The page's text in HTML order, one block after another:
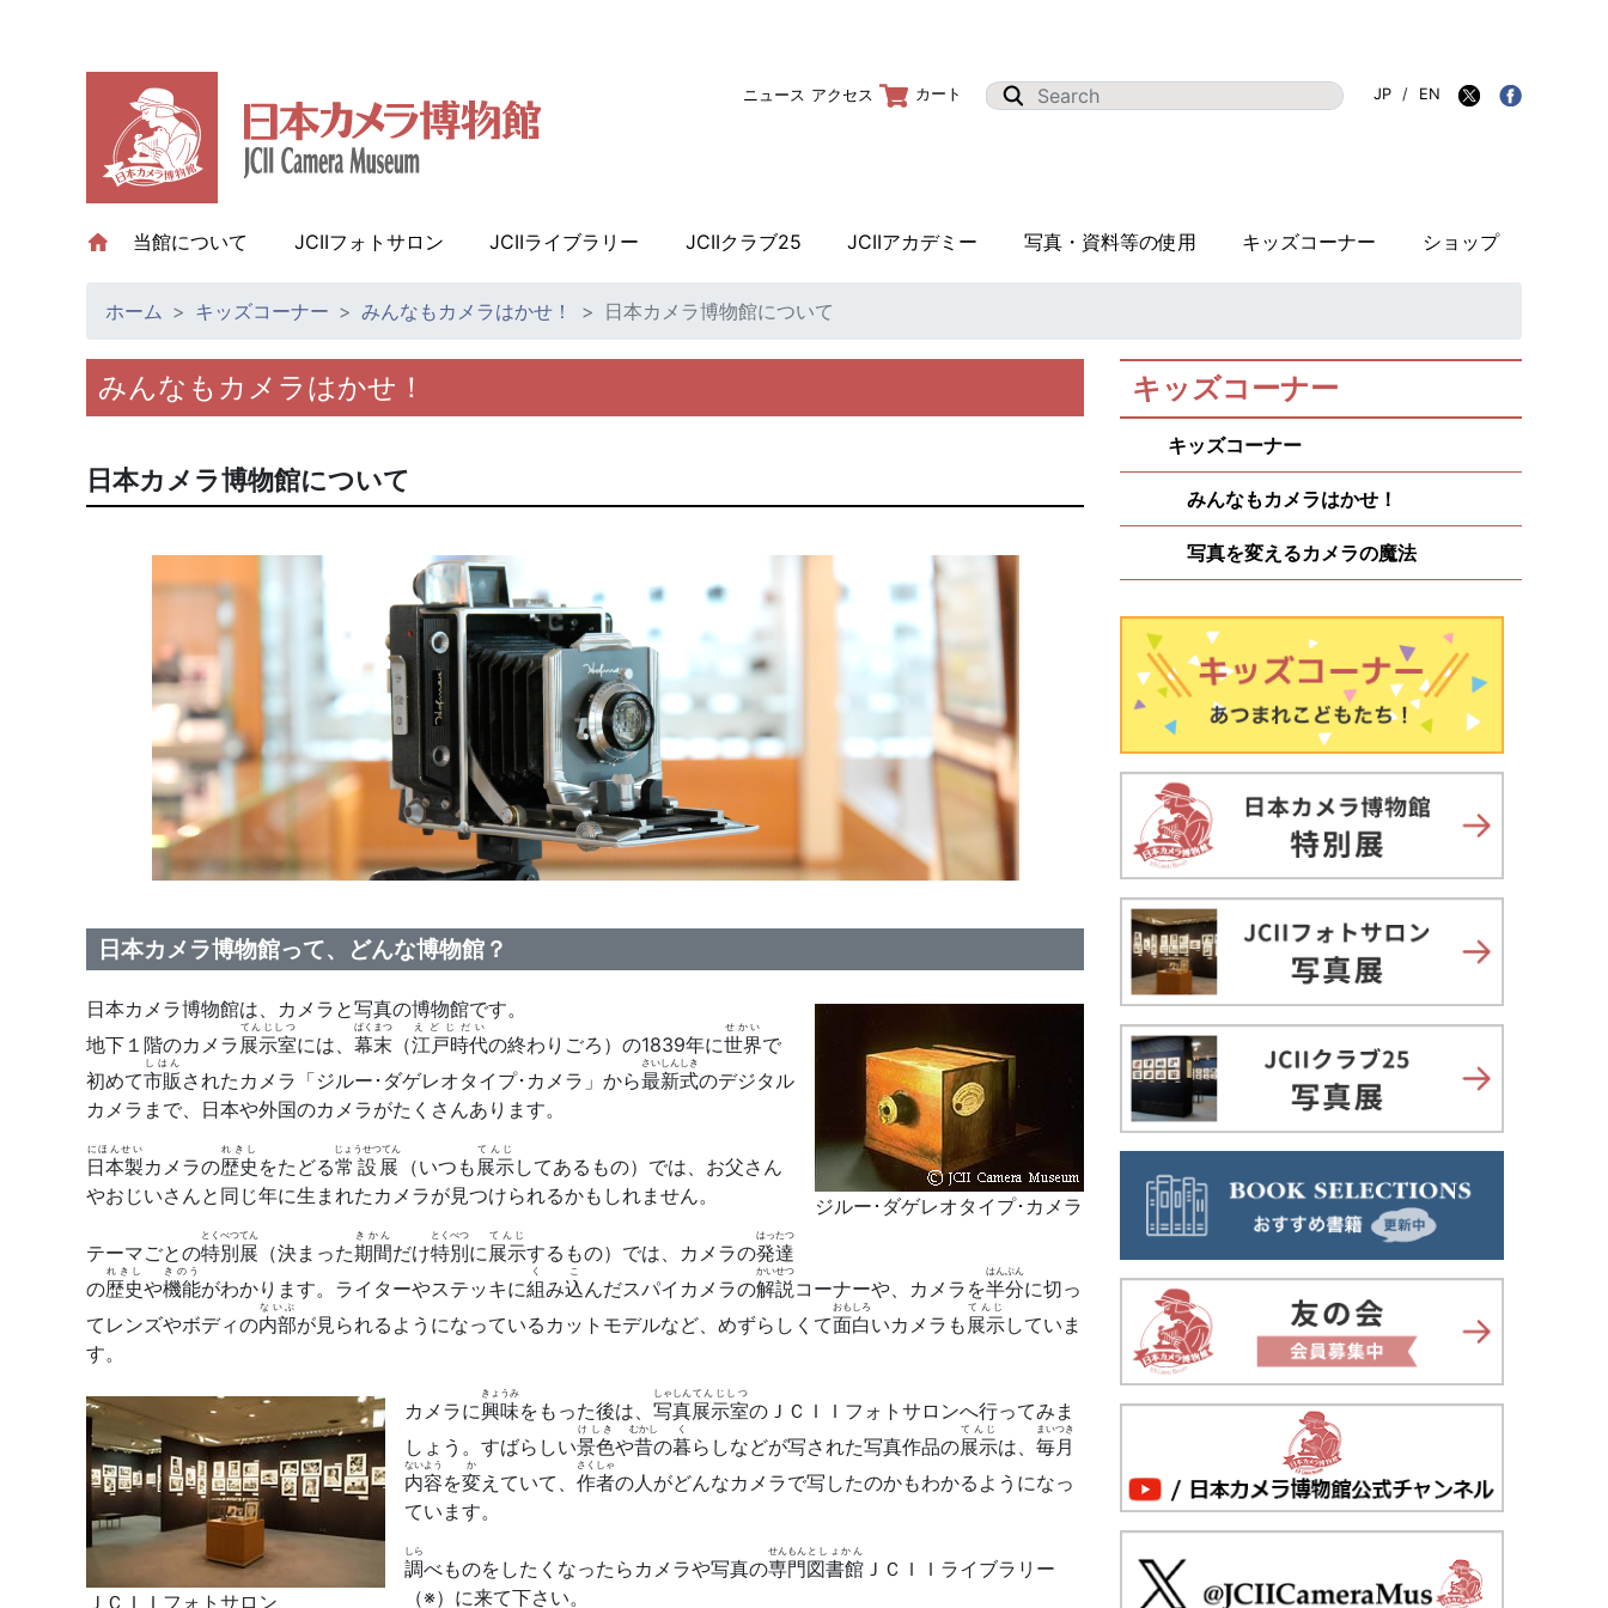
当館について (current)JCIIフォトサロン JCIIライブラリー JCIIクラブ25 JCIIアカデミー 写真・資料等の使用 キッズコーナー ショップ
ニュース アクセス カート JP / EN
ホーム キッズコーナー みんなもカメラはかせ！ 日本カメラ博物館について
みんなもカメラはかせ！
日本カメラ博物館について
日本カメラ博物館って、どんな博物館？
ジルー･ダゲレオタイプ･カメラ
日本カメラ博物館は、カメラと写真の博物館です。
地下１階のカメラ展示室
てんじしつ
には、 幕末
ばくまつ
（江戸時代
えどじだい
の終わりごろ）の1839年に世界
せかい
で
初めて市販
しはん
されたカメラ「ジルー･ダゲレオタイプ･カメラ」から最新式
さいしんしき
のデジタル
カメラまで、日本や外国のカメラがたくさんあります。
日本製
にほんせい
カメラの歴史
れきし
をたどる常設展
じょうせつてん
（いつも展示
てんじ
してあるもの）では、お父さん
やおじいさんと同じ年に生まれたカメラが見つけられるかもしれません。
テーマごとの特別展
とくべつてん
（決まった期間
きかん
だけ特別
とくべつ
に展示
てんじ
するもの）では、カメラの発達
はったつ
の歴史
れきし
や機能
きのう
がわかります。ライターやステッキに組
く
み込
こ
んだスパイカメラの解説
かいせつ
コーナーや、カメラを半分
はんぶん
に切っ
てレンズやボディの内部
ないぶ
が見られるようになっているカットモデルなど、めずらしくて面白
おもしろ
いカメラも展示
てんじ
していま
す。
ＪＣＩＩフォトサロン
カメラに興味
きょうみ
をもった後は、 写真
しゃしん
展示室
てんじしつ
のＪＣＩＩフォトサロンへ行ってみま
しょう。すばらしい景色
けしき
や昔
むかし
の暮
く
らしなどが写された写真作品の展示
てんじ
は、 毎月
まいつき
内容
ないよう
を変
か
えていて、 作者
さくしゃ
の人がどんなカメラで写したのかもわかるようになっ
ています。
調
しら
べものをしたくなったらカメラや写真の専門
せんもん
図書館
としょかん
ＪＣＩＩライブラリー
（※）に来て下さい。
キッズコーナー
キッズコーナー
みんなもカメラはかせ！
写真を変えるカメラの魔法